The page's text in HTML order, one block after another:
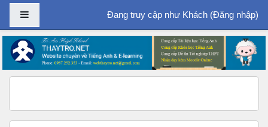
Chuyển tới nội dung chính
Bảng điều khiển cạnhĐang truy cập như Khách (Đăng nhập)